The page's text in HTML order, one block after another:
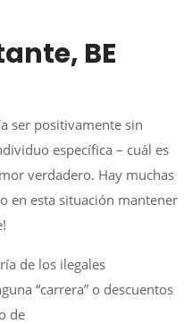
BE
ser positivamente sin
específica – cuál es
verdadero. Hay muchas
en esta situación mantener
de los ilegales
“carrera” o descuentos
de